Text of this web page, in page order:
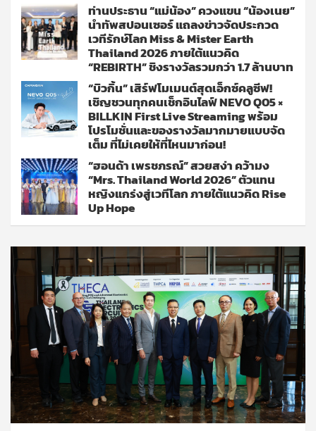
ท่านประธาน “แม่น้อง” ควงแขน “น้องเนย”
นำทัพสปอนเซอร์ แถลงข่าวจัดประกวด
เวทีรักษ์โลก Miss & Mister Earth
Thailand 2026 ภายใต้แนวคิด
“REBIRTH” ชิงรางวัลรวมกว่า 1.7 ล้านบาท
“บิวกิ้น” เสิร์ฟโมเมนต์สุดเอ็กซ์คลูซีฟ!
เชิญชวนทุกคนเช็กอินไลฟ์ NEVO Q05 ×
BILLKIN First Live Streaming พร้อม
โปรโมชั่นและของรางวัลมากมายแบบจัด
เต็ม ที่ไม่เคยให้ที่ไหนมาก่อน!
“ฮอนด้า เพรชภรณ์” สวยสง่า คว้ามง
“Mrs. Thailand World 2026” ตัวแทน
หญิงแกร่งสู่เวทีโลก ภายใต้แนวคิด Rise
Up Hope